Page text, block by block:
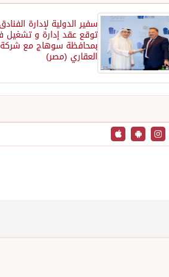
سفير الدولية لإدارة
توقع عقد إدارة و تشغيل
بمحافظة سوهاج مع شركة
العقاري (مصر)